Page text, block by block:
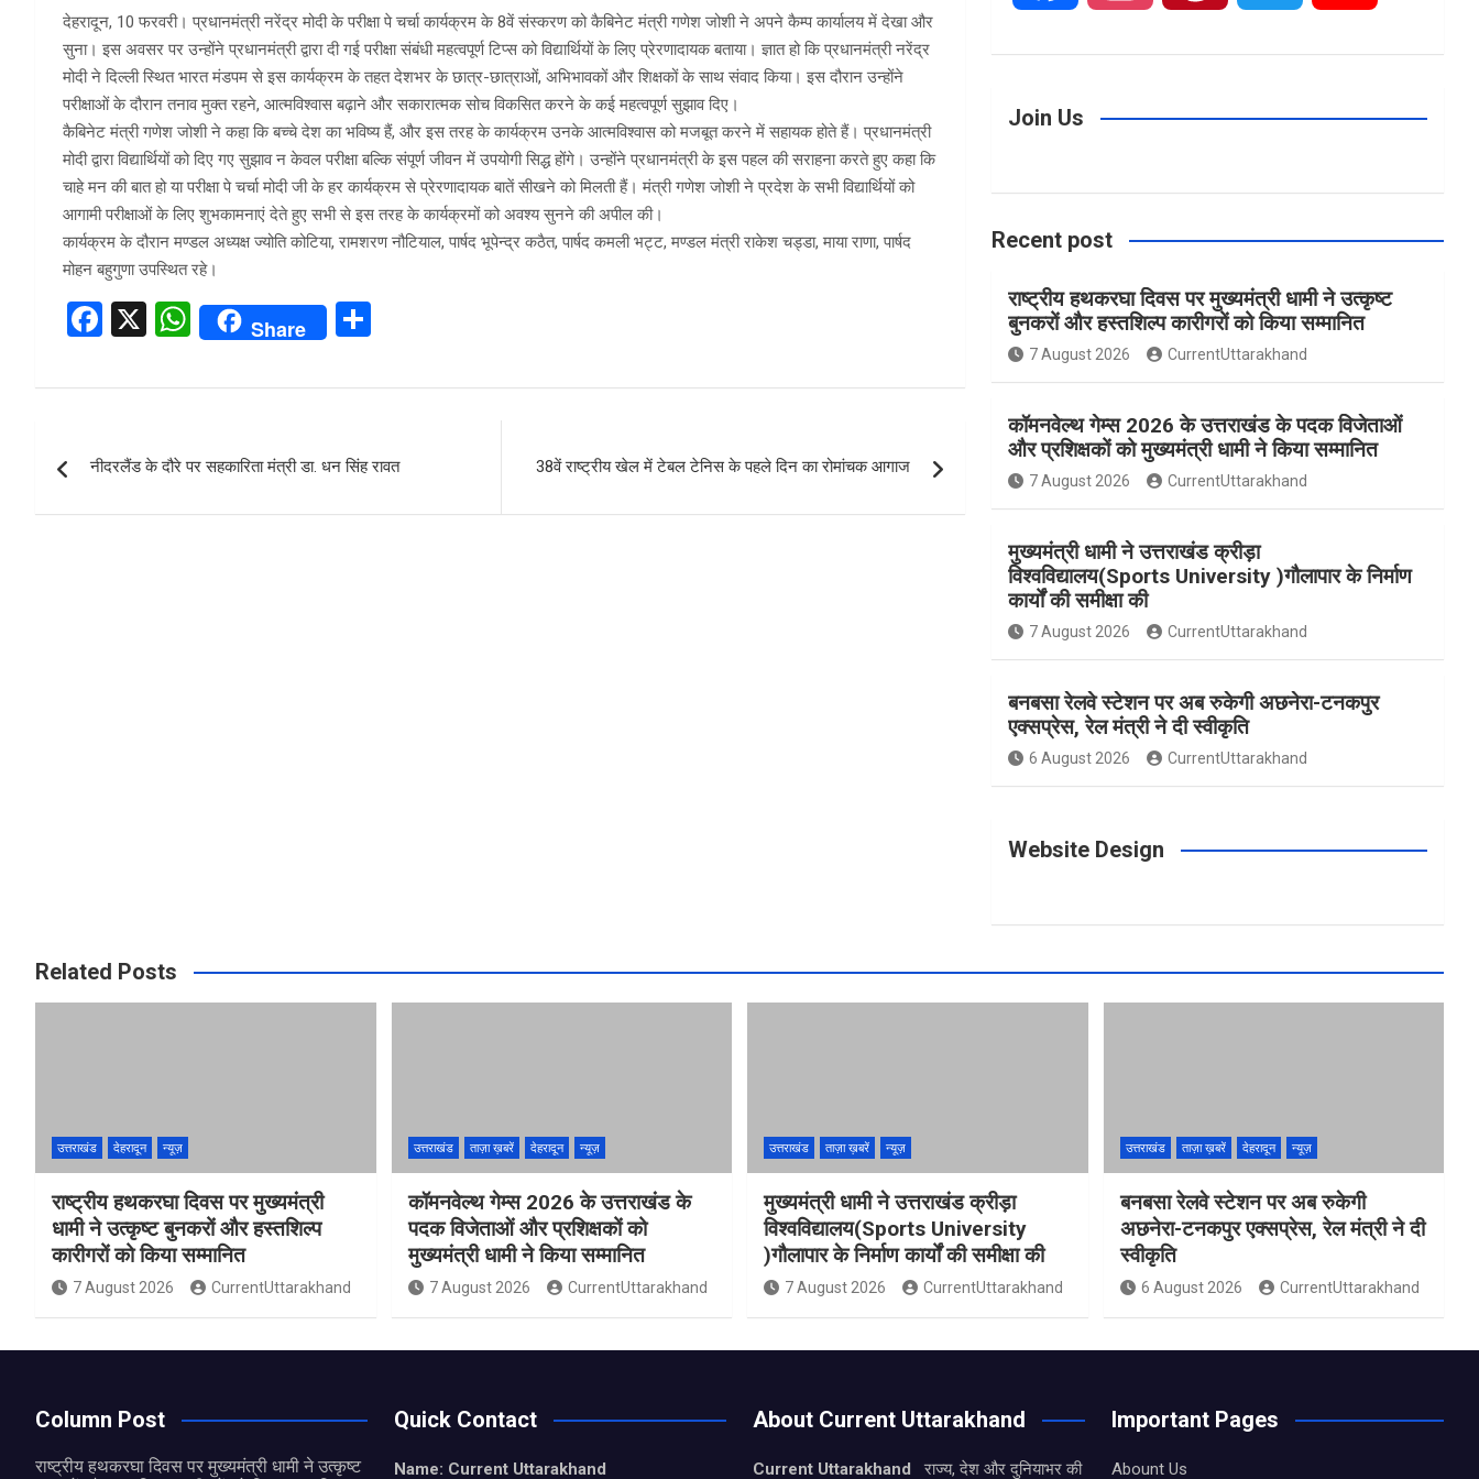
देहरादून, 10 फरवरी। प्रधानमंत्री नरेंद्र मोदी के परीक्षा पे चर्चा कार्यक्रम के 8वें संस्करण को कैबिनेट मंत्री गणेश जोशी ने अपने कैम्प कार्यालय में देखा और
सुना। इस अवसर पर उन्होंने प्रधानमंत्री द्वारा दी गई परीक्षा संबंधी महत्वपूर्ण टिप्स को विद्यार्थियों के लिए प्रेरणादायक बताया। ज्ञात हो कि प्रधानमंत्री नरेंद्र
मोदी ने दिल्ली स्थित भारत मंडपम से इस कार्यक्रम के तहत देशभर के छात्र-छात्राओं, अभिभावकों और शिक्षकों के साथ संवाद किया। इस दौरान उन्होंने
परीक्षाओं के दौरान तनाव मुक्त रहने, आत्मविश्वास बढ़ाने और सकारात्मक सोच विकसित करने के कई महत्वपूर्ण सुझाव दिए।
कैबिनेट मंत्री गणेश जोशी ने कहा कि बच्चे देश का भविष्य हैं, और इस तरह के कार्यक्रम उनके आत्मविश्वास को मजबूत करने में सहायक होते हैं। प्रधानमंत्री
मोदी द्वारा विद्यार्थियों को दिए गए सुझाव न केवल परीक्षा बल्कि संपूर्ण जीवन में उपयोगी सिद्ध होंगे। उन्होंने प्रधानमंत्री के इस पहल की सराहना करते हुए कहा कि
चाहे मन की बात हो या परीक्षा पे चर्चा मोदी जी के हर कार्यक्रम से प्रेरणादायक बातें सीखने को मिलती हैं। मंत्री गणेश जोशी ने प्रदेश के सभी विद्यार्थियों को
आगामी परीक्षाओं के लिए शुभकामनाएं देते हुए सभी से इस तरह के कार्यक्रमों को अवश्य सुनने की अपील की।
कार्यक्रम के दौरान मण्डल अध्यक्ष ज्योति कोटिया, रामशरण नौटियाल, पार्षद भूपेन्द्र कठैत, पार्षद कमली भट्ट, मण्डल मंत्री राकेश चड्डा, माया राणा, पार्षद
मोहन बहुगुणा उपस्थित रहे।
F
ce
o
X
W
h
at
A
Share
ar
navigation
नीदरलैंड के दौरे पर सहकारिता मंत्री डा. धन सिंह रावत 38वें राष्ट्रीय खेल में टेबल टेनिस के पहले दिन का रोमांचक आगाज
c
b
o
k
a
g
a
m
e
r
s
t
t
e
u
b
Join Us
Recent post
राष्ट्रीय हथकरघा दिवस पर मुख्यमंत्री धामी ने उत्कृष्ट
बुनकरों और हस्तशिल्प कारीगरों को किया सम्मानित
7 August 2026 CurrentUttarakhand
कॉमनवेल्थ गेम्स 2026 के उत्तराखंड के पदक विजेताओं
और प्रशिक्षकों को मुख्यमंत्री धामी ने किया सम्मानित
7 August 2026 CurrentUttarakhand
मुख्यमंत्री धामी ने उत्तराखंड क्रीड़ा
विश्वविद्यालय(Sports University )गौलापार के निर्माण
कार्यों की समीक्षा की
7 August 2026 CurrentUttarakhand
बनबसा रेलवे स्टेशन पर अब रुकेगी अछनेरा-टनकपुर
एक्सप्रेस, रेल मंत्री ने दी स्वीकृति
6 August 2026 CurrentUttarakhand
Website Design
Related Posts
उत्तराखंड देहरादून न्यूज़
राष्ट्रीय हथकरघा दिवस पर मुख्यमंत्री
धामी ने उत्कृष्ट बुनकरों और हस्तशिल्प
कारीगरों को किया सम्मानित
7 August 2026 CurrentUttarakhand
उत्तराखंड ताज़ा ख़बरें देहरादून न्यूज़
कॉमनवेल्थ गेम्स 2026 के उत्तराखंड के
पदक विजेताओं और प्रशिक्षकों को
मुख्यमंत्री धामी ने किया सम्मानित
7 August 2026 CurrentUttarakhand
उत्तराखंड ताज़ा ख़बरें न्यूज़
मुख्यमंत्री धामी ने उत्तराखंड क्रीड़ा
विश्वविद्यालय(Sports University
)गौलापार के निर्माण कार्यों की समीक्षा की
7 August 2026 CurrentUttarakhand
उत्तराखंड ताज़ा ख़बरें देहरादून न्यूज़
बनबसा रेलवे स्टेशन पर अब रुकेगी
अछनेरा-टनकपुर एक्सप्रेस, रेल मंत्री ने दी
स्वीकृति
6 August 2026 CurrentUttarakhand
Column Post
राष्ट्रीय हथकरघा दिवस पर मुख्यमंत्री धामी ने उत्कृष्ट
Quick Contact
Name: Current Uttarakhand
About Current Uttarakhand
Current Uttarakhand राज्य, देश और दुनियाभर की
Important Pages
Abount Us